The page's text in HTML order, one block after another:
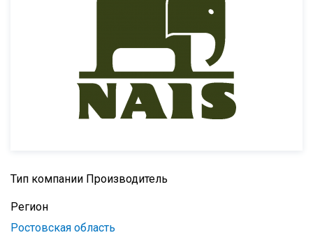
Тип компании Производитель
Регион
Ростовская область